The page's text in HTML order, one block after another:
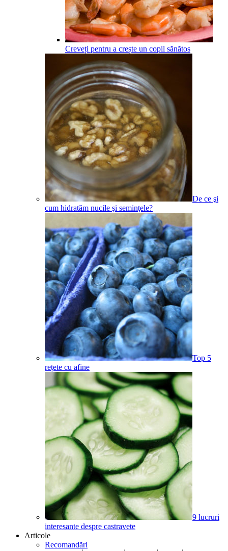
Creveți pentru a crește un copil sănătos
De ce şi
cum hidratăm nucile şi seminţele?
Top 5
rețete cu afine
9 lucruri
interesante despre castravete
Articole
Recomandări